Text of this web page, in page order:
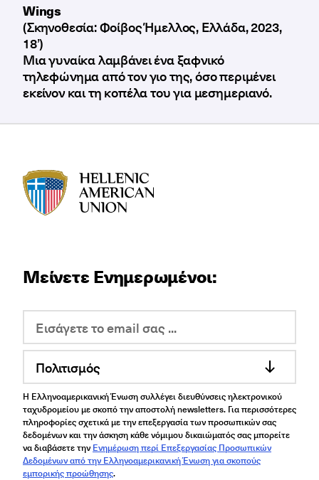
Wings
(Σκηνοθεσία: Φοίβος Ήμελλος, Ελλάδα, 2023,
18’)
Μια γυναίκα λαμβάνει ένα ξαφνικό
τηλεφώνημα από τον γιο της, όσο περιμένει
εκείνον και τη κοπέλα του για μεσημεριανό.
Μείνετε Ενημερωμένοι:
Πολιτισμός
Η Ελληνοαμερικανική Ένωση συλλέγει διευθύνσεις ηλεκτρονικού
ταχυδρομείου με σκοπό την αποστολή newsletters. Για περισσότερες
πληροφορίες σχετικά με την επεξεργασία των προσωπικών σας
δεδομένων και την άσκηση κάθε νόμιμου δικαιώματός σας μπορείτε
να διαβάσετε την Ενημέρωση περί Επεξεργασίας Προσωπικών
Δεδομένων από την Ελληνοαμερικανική Ένωση για σκοπούς
εμπορικής προώθησης.